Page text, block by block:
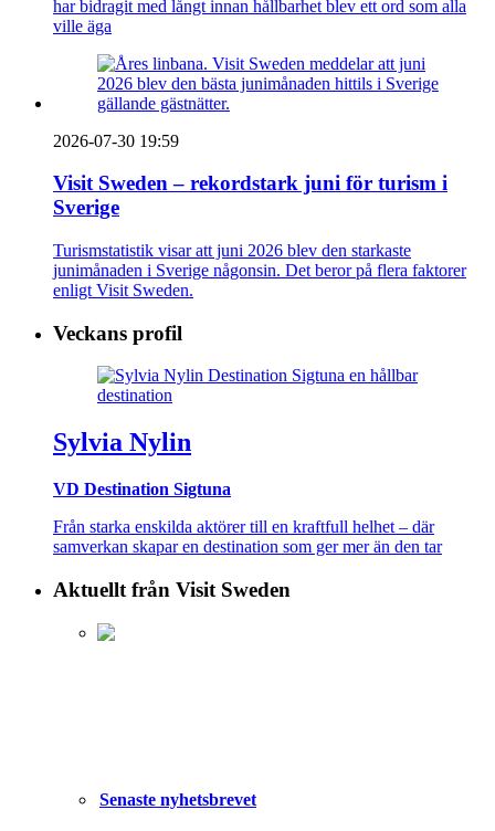
har bidragit med långt innan hållbarhet blev ett ord som alla
ville äga
2026-07-30 19:59
Visit Sweden – rekordstark juni för turism i
Sverige
Turismstatistik visar att juni 2026 blev den starkaste
junimånaden i Sverige någonsin. Det beror på flera faktorer
enligt Visit Sweden.
Veckans profil
Sylvia Nylin
VD Destination Sigtuna
Från starka enskilda aktörer till en kraftfull helhet – där
samverkan skapar en destination som ger mer än den tar
Aktuellt från Visit Sweden
Senaste nyhetsbrevet